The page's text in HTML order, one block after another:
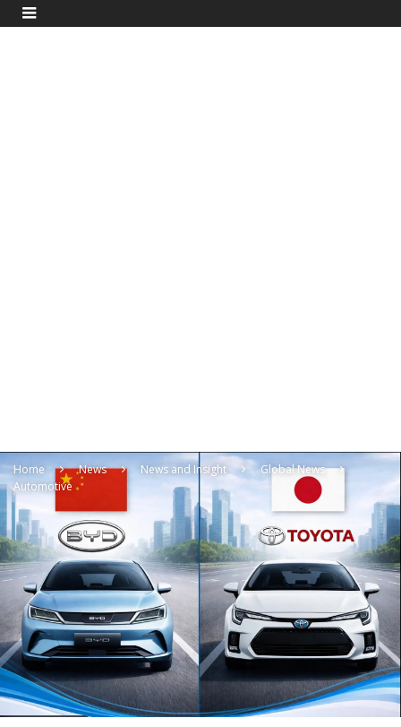
Home News News and Insight
Global News
Automotive